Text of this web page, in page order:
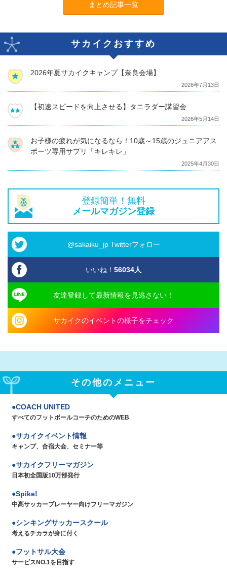
まとめ記事一覧
サカイクおすすめ
2026年夏サカイクキャンプ【奈良会場】
2026年7月13日
【初速スピードを向上させる】タニラダー講習会
2026年5月14日
お子様の疲れが気になるなら！10歳～15歳のジュニアアス
ポーツ専用サプリ「キレキレ」
2025年4月30日
登録簡単！無料
メールマガジン登録
@sakaiku_jp Twitterフォロー
いいね！ 56034人
友達登録して最新情報を見逃さない！
サカイクのイベントの様子をチェック
その他のメニュー
COACH UNITED
すべてのフットボールコーチのためのWEB
サカイクイベント情報
キャンプ、合宿大会、セミナー等
サカイクフリーマガジン
日本初全国版10万部発行
Spike!
中高サッカープレーヤー向けフリーマガジン
シンキングサッカースクール
考えるチカラが身に付く
フットサル大会
サービスNO.1を目指す